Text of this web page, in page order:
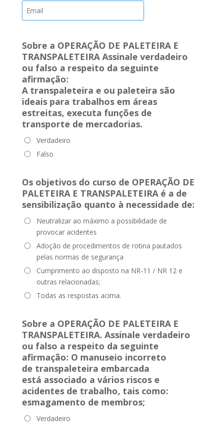
Sobre a OPERAÇÃO DE PALETEIRA E
TRANSPALETEIRA Assinale verdadeiro
ou falso a respeito da seguinte
afirmação:
A transpaleteira e ou paleteira são
ideais para trabalhos em áreas
estreitas, executa funções de
transporte de mercadorias.
Verdadeiro
Falso
Os objetivos do curso de OPERAÇÃO DE
PALETEIRA E TRANSPALETEIRA é a de
sensibilização quanto à necessidade de:
Neutralizar ao máximo a possibilidade de
provocar acidentes
Adoção de procedimentos de rotina pautados
pelas normas de segurança
Cumprimento ao disposto na NR-11 / NR 12 e
outras relacionadas;
Todas as respostas acima.
Sobre a OPERAÇÃO DE PALETEIRA E
TRANSPALETEIRA. Assinale verdadeiro
ou falso a respeito da seguinte
afirmação: O manuseio incorreto
de transpaleteira embarcada
está associado a vários riscos e
acidentes de trabalho, tais como:
esmagamento de membros;
Verdadeiro